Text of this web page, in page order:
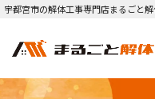
宇都宮市の解体工事専門店まるごと